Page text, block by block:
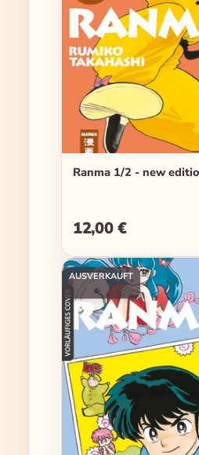
Ranma 1/2 - new
Regulärer Preis:
12,00 €
AUSVERKAUFT